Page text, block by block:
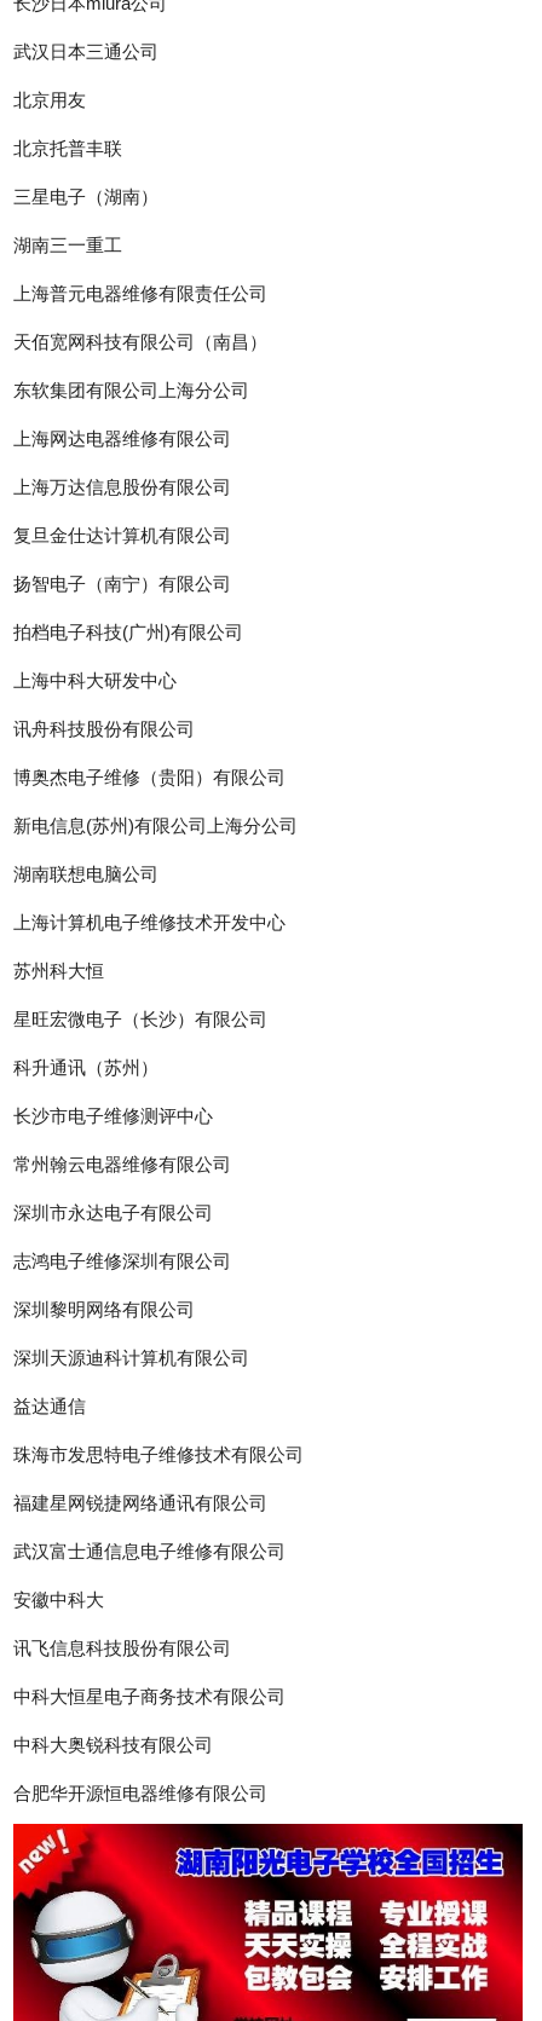
武汉日本三通公司
北京用友
北京托普丰联
三星电子（湖南）
湖南三一重工
上海普元电器维修有限责任公司
天佰宽网科技有限公司（南昌）
东软集团有限公司上海分公司
上海网达电器维修有限公司
上海万达信息股份有限公司
复旦金仕达计算机有限公司
扬智电子（南宁）有限公司
拍档电子科技(广州)有限公司
上海中科大研发中心
讯舟科技股份有限公司
博奥杰电子维修（贵阳）有限公司
新电信息(苏州)有限公司上海分公司
湖南联想电脑公司
上海计算机电子维修技术开发中心
苏州科大恒
星旺宏微电子（长沙）有限公司
科升通讯（苏州）
长沙市电子维修测评中心
常州翰云电器维修有限公司
深圳市永达电子有限公司
志鸿电子维修深圳有限公司
深圳黎明网络有限公司
深圳天源迪科计算机有限公司
益达通信
珠海市发思特电子维修技术有限公司
福建星网锐捷网络通讯有限公司
武汉富士通信息电子维修有限公司
安徽中科大
讯飞信息科技股份有限公司
中科大恒星电子商务技术有限公司
中科大奥锐科技有限公司
合肥华开源恒电器维修有限公司